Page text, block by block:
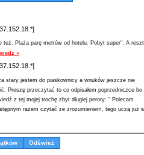
Plaża parę metrów od hotelu. Pobyt super". A
»
stary jestem do piaskownicy a wnuków jeszcze nie
Proszę przeczytać to co odpisałem poprzedniczce bo
z tej mojej trochę zbyt długiej perory: " Polecam
razem czytać ze zrozumieniem, tego uczą już
Odśwież